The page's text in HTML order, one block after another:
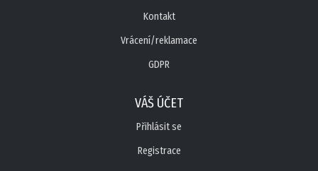
Kontakt
Vrácení/reklamace
GDPR
VÁŠ ÚČET
Přihlásit se
Registrace